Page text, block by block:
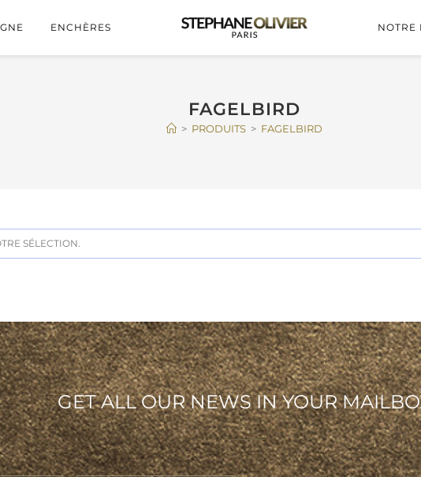
ENCHÈRES NOTRE
FAGELBIRD
> PRODUITS > FAGELBIRD
SÉLECTION.
GET ALL OUR NEWS IN YOUR